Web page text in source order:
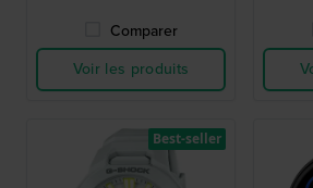
Comparer
Voir les produits
Best-seller